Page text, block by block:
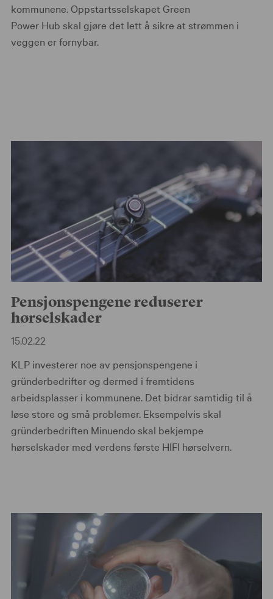
kommunene. Oppstartsselskapet Green
Power Hub skal gjøre det lett å sikre at strømmen i
veggen er fornybar.
Pensjonspengene reduserer
hørselskader
15.02.22
KLP investerer noe av pensjonspengene i
gründerbedrifter og dermed i fremtidens
arbeidsplasser i kommunene. Det bidrar samtidig til å
løse store og små problemer. Eksempelvis skal
gründerbedriften Minuendo skal bekjempe
hørselskader med verdens første HIFI hørselvern.